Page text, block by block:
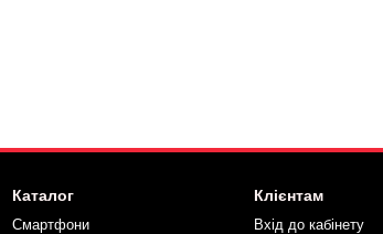
Каталог
Смартфони
Клієнтам
Вхід до кабінету